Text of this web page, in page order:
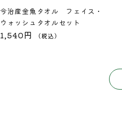
今治産金魚タオル フェイス・
ウォッシュタオルセット
1,540円 （税込）